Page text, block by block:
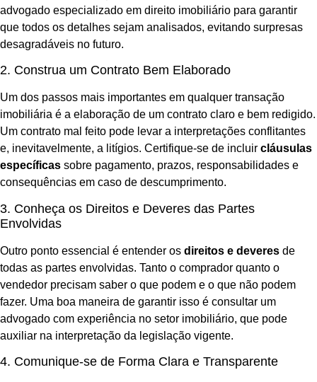
advogado especializado em direito imobiliário para garantir
que todos os detalhes sejam analisados, evitando surpresas
desagradáveis no futuro.
2. Construa um Contrato Bem Elaborado
Um dos passos mais importantes em qualquer transação
imobiliária é a elaboração de um contrato claro e bem redigido.
Um contrato mal feito pode levar a interpretações conflitantes
e, inevitavelmente, a litígios. Certifique-se de incluir cláusulas
específicas sobre pagamento, prazos, responsabilidades e
consequências em caso de descumprimento.
3. Conheça os Direitos e Deveres das Partes
Envolvidas
Outro ponto essencial é entender os direitos e deveres de
todas as partes envolvidas. Tanto o comprador quanto o
vendedor precisam saber o que podem e o que não podem
fazer. Uma boa maneira de garantir isso é consultar um
advogado com experiência no setor imobiliário, que pode
auxiliar na interpretação da legislação vigente.
4. Comunique-se de Forma Clara e Transparente